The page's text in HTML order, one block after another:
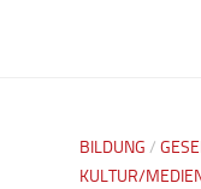
BILDUNG /
KULTUR/